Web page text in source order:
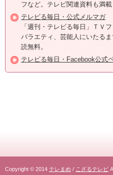
フなど。テレビ関連資料も満載
テレビる毎日・公式メルマガ
「週刊・テレビる毎日」ＴＶ
バラエティ、芸能人にいたる
読無料。
テレビる毎日・Facebook公式
Copyright © 2014 テレまめ / こざるテレビ